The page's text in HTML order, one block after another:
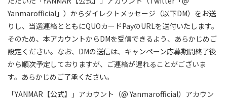
Yanmarofficial」）からダイレクトメッセージ（以下DM）をお送
りし、当選連絡とともにQUOカードPayのURLを送付いたします。
そのため、本アカウントからDMを受信できるよう、あらかじめご
設定ください。なお、DMの送信は、キャンペーン応募期間終了後
から順次予定しておりますが、ご連絡が遅れることがございま
す。あらかじめご了承ください。
「YANMAR【公式】」アカウント（@ Yanmarofficial）アカウン